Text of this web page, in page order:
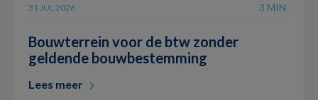
31 JUL 2026 3 MIN
Bouwterrein voor de btw zonder
geldende bouwbestemming
Lees meer